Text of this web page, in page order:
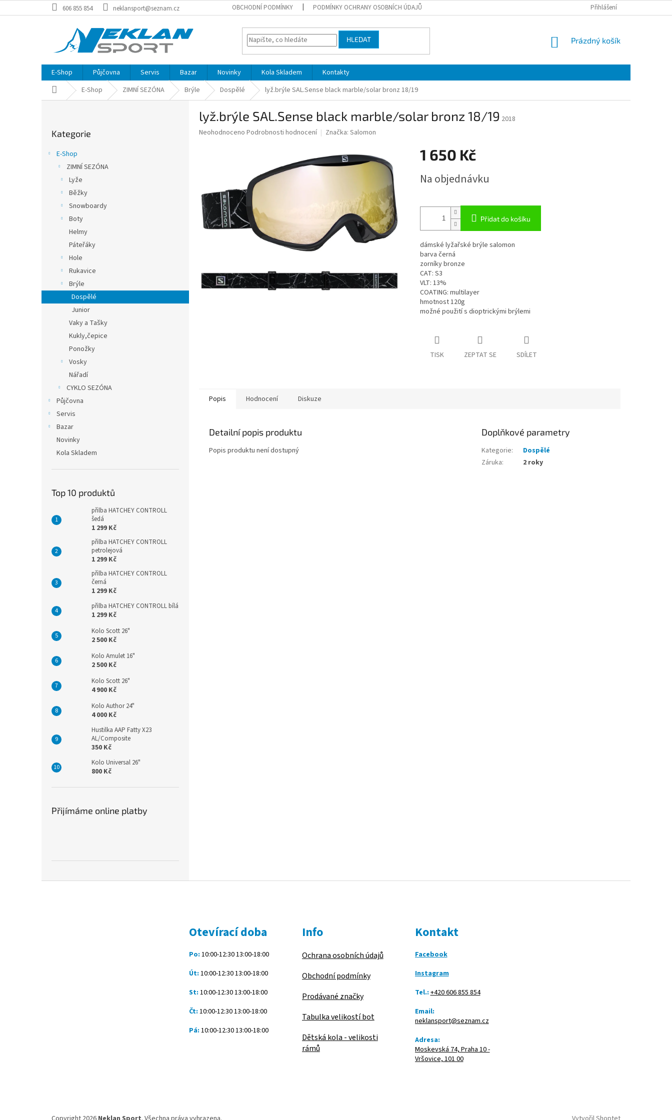
na
606 855 854 neklansport@seznam.cz OBCHODNÍ PODMÍNKY PODMÍNKY OCHRANY OSOBNÍCH ÚDAJŮ Přihlášení
HLEDAT
NÁKUPNÍ
Prázdný košík
E-Shop Půjčovna Servis Bazar Novinky Kola Skladem
Kontakty
Domů E-Shop ZIMNÍ SEZÓNA Brýle Dospělé lyž.brýle SAL.Sense black marble/solar bronz 18/19
kategorie
Kategorie
E-Shop
ZIMNÍ SEZÓNA
Lyže
Běžky
Snowboardy
Boty
Helmy
Páteřáky
Hole
Rukavice
Brýle
Dospělé
Junior
Vaky a Tašky
Kukly,čepice
Ponožky
Vosky
Nářadí
CYKLO SEZÓNA
Půjčovna
Servis
Bazar
Novinky
Kola Skladem
Top 10 produktů
přilba HATCHEY CONTROLL
šedá
1 299 Kč
přilba HATCHEY CONTROLL
petrolejová
1 299 Kč
přilba HATCHEY CONTROLL
černá
1 299 Kč
přilba HATCHEY CONTROLL bílá
1 299 Kč
Kolo Scott 26"
2 500 Kč
Kolo Amulet 16"
2 500 Kč
Kolo Scott 26"
4 900 Kč
Kolo Author 24"
4 000 Kč
Hustilka AAP Fatty X23
AL/Composite
350 Kč
Kolo Universal 26"
800 Kč
Přijímáme online platby
lyž.brýle SAL.Sense black marble/solar bronz 18/19 2018
Průměrné
hvězdiček.
Neohodnoceno Podrobnosti hodnocení Značka: Salomon
1 650 Kč
cena:
Na objednávku
Přidat do košíku
dámské lyžařské brýle salomon
barva černá
zorníky bronze
CAT: S3
VLT: 13%
COATING: multilayer
hmotnost 120g
možné použití s dioptrickými brýlemi
TISK ZEPTAT SE SDÍLET
Popis Hodnocení Diskuze
Detailní popis produktu
Popis produktu není dostupný
Doplňkové parametry
Kategorie:
Dospělé
Záruka: 2 roky
Otevírací doba
Po: 10:00-12:30 13:00-18:00
Út: 10:00-12:30 13:00-18:00
St: 10:00-12:30 13:00-18:00
Čt: 10:00-12:30 13:00-18:00
Pá: 10:00-12:30 13:00-18:00
Info
Ochrana osobních údajů
Obchodní podmínky
Prodávané značky
Tabulka velikostí bot
Dětská kola - velikosti
rámů
Kontakt
Facebook
Instagram
Tel.:+420 606 855 854
Email:
neklansport@seznam.cz
Adresa:
Moskevská 74, Praha 10 -
Vršovice, 101 00